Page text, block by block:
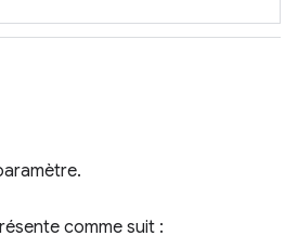
comme suit :